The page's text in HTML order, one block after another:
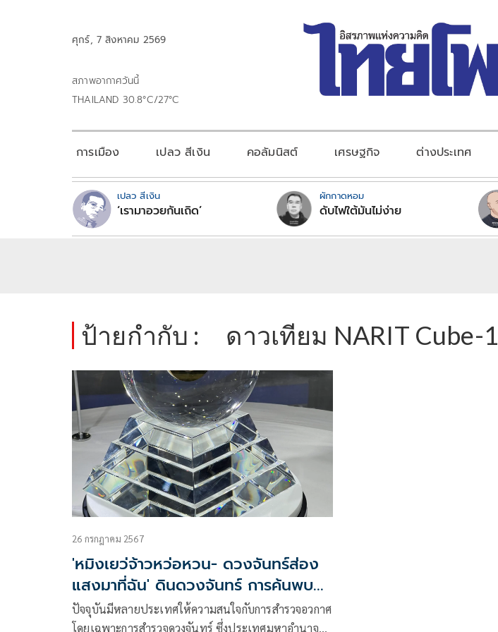
ศุกร์, 7 สิงหาคม 2569
สภาพอากาศวันนี้
THAILAND 30.8°C/27°C
การเมือง เปลว สีเงิน คอลัมนิสต์ เศรษฐกิจ ต่างประเทศ
เปลว สีเงิน
‘เรามาอวยกันเถิด’
ผักกาดหอม
ดับไฟใต้มันไม่ง่าย
ป้ายกำกับ : ดาวเทียม NARIT Cube-1
26 กรกฎาคม 2567
'หมิงเยว่จ้าวหว่อหวน- ดวงจันทร์ส่อง
แสงมาที่ฉัน' ดินดวงจันทร์ การค้นพบ
ช่วงเวลาที่ขาดหายไป
ปัจจุบันมีหลายประเทศให้ความสนใจกับการสำรวจอวกาศ
โดยเฉพาะการสำรวจดวงจันทร์ ซึ่งประเทศมหาอำนาจ